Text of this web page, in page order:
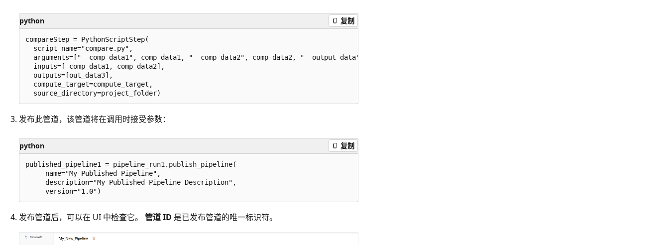
python 复制
compareStep = PythonScriptStep(
  script_name="compare.py",
  arguments=["--comp_data1", comp_data1, "--comp_data2", comp_data2, "--output_data", out_data3, "--param1", pipeline_param],
  inputs=[ comp_data1, comp_data2],
  outputs=[out_data3],
  compute_target=compute_target,
发布此管道，该管道将在调用时接受参数：
python 复制
published_pipeline1 = pipeline_run1.publish_pipeline(
     name="My_Published_Pipeline",
     description="My Published Pipeline Description",
发布管道后，可以在 UI 中检查它。 管道 ID 是已发布管道的唯一标识符。